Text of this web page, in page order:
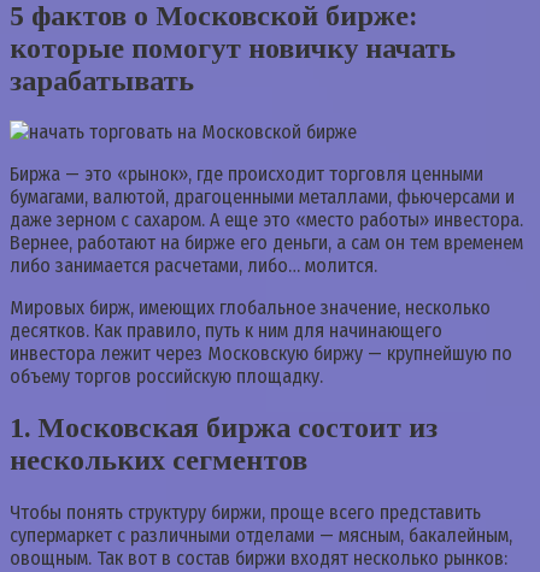
5 фактов о Московской бирже:
которые помогут новичку начать
зарабатывать
Биржа — это «рынок», где происходит торговля ценными
бумагами, валютой, драгоценными металлами, фьючерсами и
даже зерном с сахаром. А еще это «место работы» инвестора.
Вернее, работают на бирже его деньги, а сам он тем временем
либо занимается расчетами, либо… молится.
Мировых бирж, имеющих глобальное значение, несколько
десятков. Как правило, путь к ним для начинающего
инвестора лежит через Московскую биржу — крупнейшую по
объему торгов российскую площадку.
1. Московская биржа состоит из
нескольких сегментов
Чтобы понять структуру биржи, проще всего представить
супермаркет с различными отделами — мясным, бакалейным,
овощным. Так вот в состав биржи входят несколько рынков: